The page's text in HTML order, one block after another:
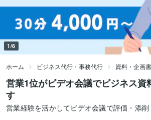
1/6
ホーム ビジネス代行・事務代行 資料・企画
営業1位がビデオ会議でビジネス資
す
営業経験を活かしてビデオ会議で評価・添